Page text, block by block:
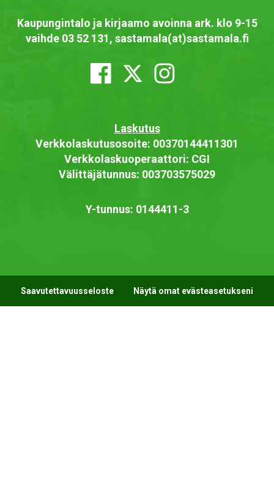
Kaupungintalo ja kirjaamo avoinna ark. klo 9-15
vaihde 03 52 131, sastamala(at)sastamala.fi
Laskutus
Verkkolaskutusosoite: 00370144411301
Verkkolaskuoperaattori: CGI
Välittäjätunnus: 003703575029
Y-tunnus: 0144411-3
Saavutettavuusseloste Näytä omat evästeasetukseni